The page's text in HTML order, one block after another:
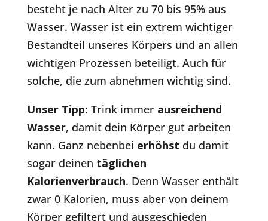
besteht je nach Alter zu 70 bis 95% aus
Wasser. Wasser ist ein extrem wichtiger
Bestandteil unseres Körpers und an allen
wichtigen Prozessen beteiligt. Auch für
solche, die zum abnehmen wichtig sind.
Unser Tipp: Trink immer ausreichend
Wasser, damit dein Körper gut arbeiten
kann. Ganz nebenbei erhöhst du damit
sogar deinen täglichen
Kalorienverbrauch. Denn Wasser enthält
zwar 0 Kalorien, muss aber von deinem
Körper gefiltert und ausgeschieden